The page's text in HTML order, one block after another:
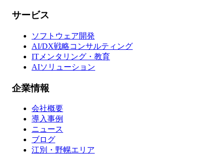
サービス
ソフトウェア開発
AI/DX戦略コンサルティング
ITメンタリング・教育
AIソリューション
企業情報
会社概要
導入事例
ニュース
ブログ
江別・野幌エリア